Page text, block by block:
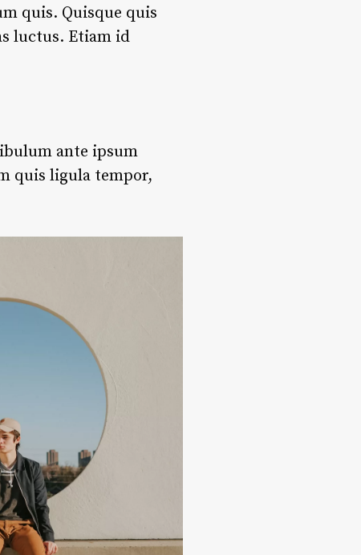
quis. Quisque quis
luctus. Etiam id
ante ipsum
quis ligula tempor,